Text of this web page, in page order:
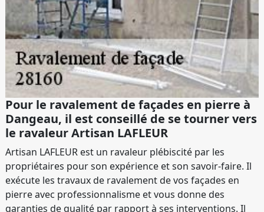
Pour le ravalement de façades en pierre à
Dangeau, il est conseillé de se tourner vers
le ravaleur Artisan LAFLEUR
Artisan LAFLEUR est un ravaleur plébiscité par les
propriétaires pour son expérience et son savoir-faire. Il
exécute les travaux de ravalement de vos façades en
pierre avec professionnalisme et vous donne des
garanties de qualité par rapport à ses interventions. Il